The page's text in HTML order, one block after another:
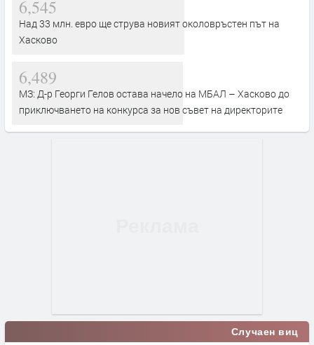
6,545
Над 33 млн. евро ще струва новият околовръстен път на
Хасково
6,489
МЗ: Д-р Георги Гелов остава начело на МБАЛ – Хасково до
приключването на конкурса за нов съвет на директорите
Случаен виц